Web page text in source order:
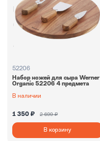
52206
Набор ножей для сыра Werner
Organic 52206 4 предмета
В наличии
1 350 ₽ 2 699 ₽
В корзину